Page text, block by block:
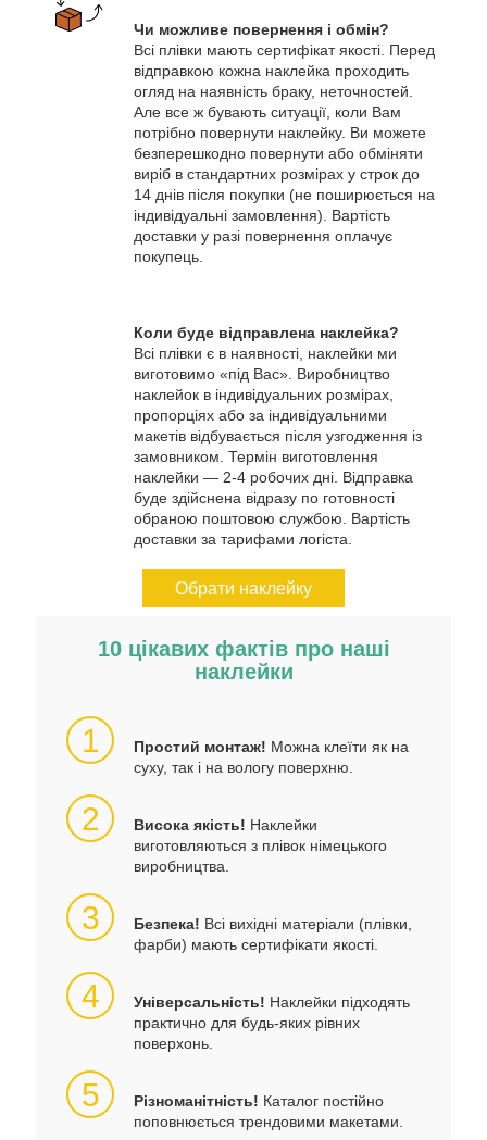
Чи можливе повернення і обмін?
Всі плівки мають сертифікат якості. Перед
відправкою кожна наклейка проходить
огляд на наявність браку, неточностей.
Але все ж бувають ситуації, коли Вам
потрібно повернути наклейку. Ви можете
безперешкодно повернути або обміняти
виріб в стандартних розмірах у строк до
14 днів після покупки (не поширюється на
індивідуальні замовлення). Вартість
доставки у разі повернення оплачує
покупець.
Коли буде відправлена наклейка?
Всі плівки є в наявності, наклейки ми
виготовимо «під Вас». Виробництво
наклейок в індивідуальних розмірах,
пропорціях або за індивідуальними
макетів відбувається після узгодження із
замовником. Термін виготовлення
наклейки — 2-4 робочих дні. Відправка
буде здійснена відразу по готовності
обраною поштовою службою. Вартість
доставки за тарифами логіста.
Обрати наклейку
10 цікавих фактів про наші
наклейки
1 Простий монтаж! Можна клеїти як на
суху, так і на вологу поверхню.
2 Висока якість! Наклейки
виготовляються з плівок німецького
виробництва.
3 Безпека! Всі вихідні матеріали (плівки,
фарби) мають сертифікати якості.
4 Універсальність! Наклейки підходять
практично для будь-яких рівних
поверхонь.
5 Різноманітність! Каталог постійно
поповнюється трендовими макетами.